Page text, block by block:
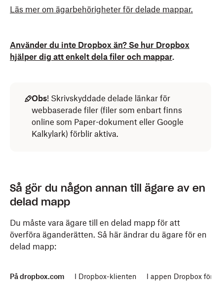
Läs mer om ägarbehörigheter för delade mappar.
Använder du inte Dropbox än? Se hur Dropbox
hjälper dig att enkelt dela filer och mappar.
Obs! Skrivskyddade delade länkar för
webbaserade filer (filer som enbart finns
online som Paper-dokument eller Google
Kalkylark) förblir aktiva.
Så gör du någon annan till ägare av en
delad mapp
Du måste vara ägare till en delad mapp för att
överföra äganderätten. Så här ändrar du ägare för en
delad mapp:
På dropbox.com I Dropbox-klienten I appen Dropbox för